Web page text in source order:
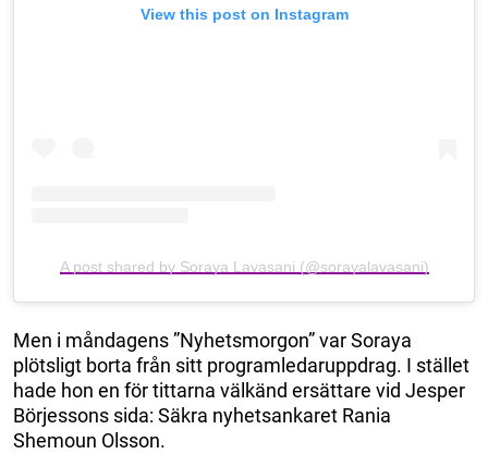
View this post on Instagram
A post shared by Soraya Lavasani (@sorayalavasani)
Men i måndagens ”Nyhetsmorgon” var Soraya
plötsligt borta från sitt programledaruppdrag. I stället
hade hon en för tittarna välkänd ersättare vid Jesper
Börjessons sida: Säkra nyhetsankaret Rania
Shemoun Olsson.